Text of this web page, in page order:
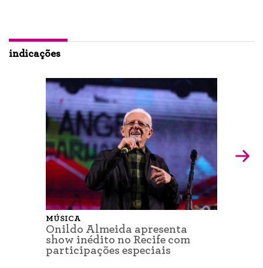
indicações
MÚSICA
Onildo Almeida apresenta
show inédito no Recife com
participações especiais